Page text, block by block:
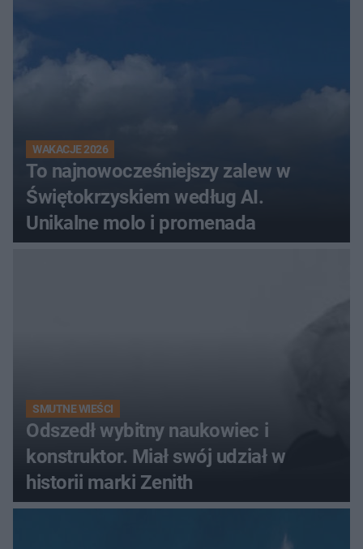
WAKACJE 2026
To najnowocześniejszy zalew w
Świętokrzyskiem według AI.
Unikalne molo i promenada
SMUTNE WIEŚCI
Odszedł wybitny naukowiec i
konstruktor. Miał swój udział w
historii marki Zenith